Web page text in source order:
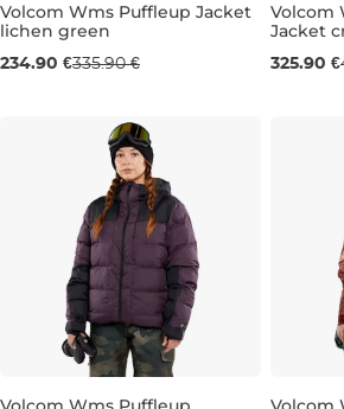
Výpredaj -30 %
Volcom Wms Puffleup Jacket
lichen green
234.90 €335.90 €
Volcom
Jacket
325.90 €